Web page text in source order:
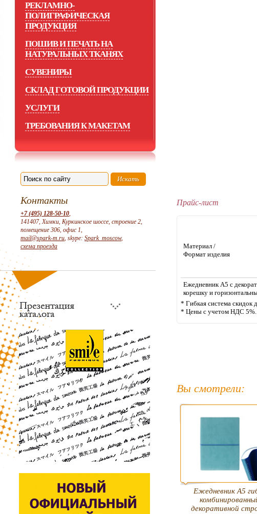
РЕКЛАМНО-
ПОЛИГРАФИЧЕСКАЯ
ПРОДУКЦИЯ
ПОШИВ И ПЕЧАТЬ НА
НАТУРАЛЬНЫХ ТКАНЯХ
СУВЕНИРЫ
СКЛАД ГОТОВОЙ ПРОДУКЦИИ
УСЛУГИ
ТРЕБОВАНИЯ К МАКЕТАМ
Контакты
+7 (495) 128-50-10,
141407, Химки, Куркинское шоссе, строение 2,
помещение 306, офис 1,
mail@spark-m.ru, skype: Spark_moscow,
схема проезда
Прайс-лист
Материал /
Формат изделия
Ежедневник А5 с
корешку и
* Гибкая система скидок
* Цены с учетом НДС 5%.
Вы смотрели:
Ежедневник А5
декоративной